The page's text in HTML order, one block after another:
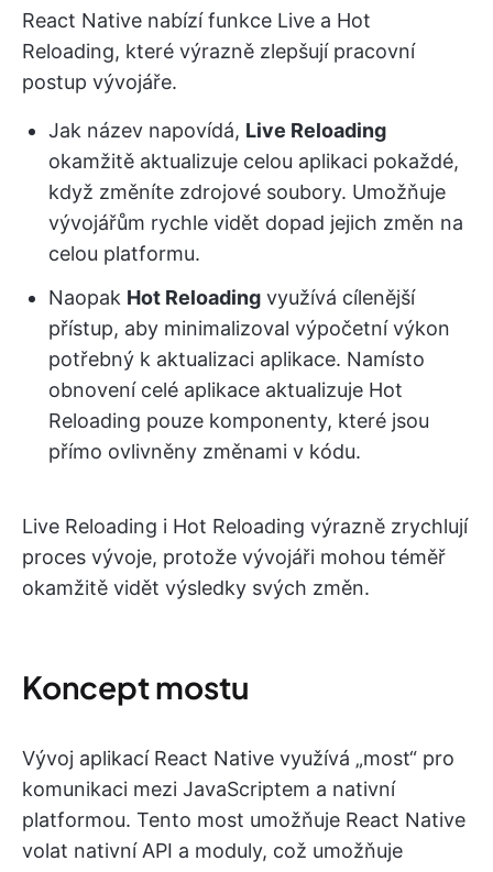
React Native nabízí funkce Live a Hot
Reloading, které výrazně zlepšují pracovní
postup vývojáře.
Jak název napovídá, Live Reloading
okamžitě aktualizuje celou aplikaci pokaždé,
když změníte zdrojové soubory. Umožňuje
vývojářům rychle vidět dopad jejich změn na
celou platformu.
Naopak Hot Reloading využívá cílenější
přístup, aby minimalizoval výpočetní výkon
potřebný k aktualizaci aplikace. Namísto
obnovení celé aplikace aktualizuje Hot
Reloading pouze komponenty, které jsou
přímo ovlivněny změnami v kódu.
Live Reloading i Hot Reloading výrazně zrychlují
proces vývoje, protože vývojáři mohou téměř
okamžitě vidět výsledky svých změn.
Koncept mostu
Vývoj aplikací React Native využívá „most“ pro
komunikaci mezi JavaScriptem a nativní
platformou. Tento most umožňuje React Native
volat nativní API a moduly, což umožňuje